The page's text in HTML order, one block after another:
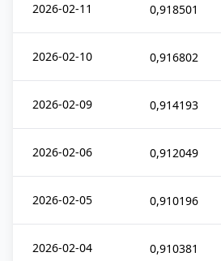
2026-02-11 0,918501
2026-02-10 0,916802
2026-02-09 0,914193
2026-02-06 0,912049
2026-02-05 0,910196
2026-02-04 0,910381